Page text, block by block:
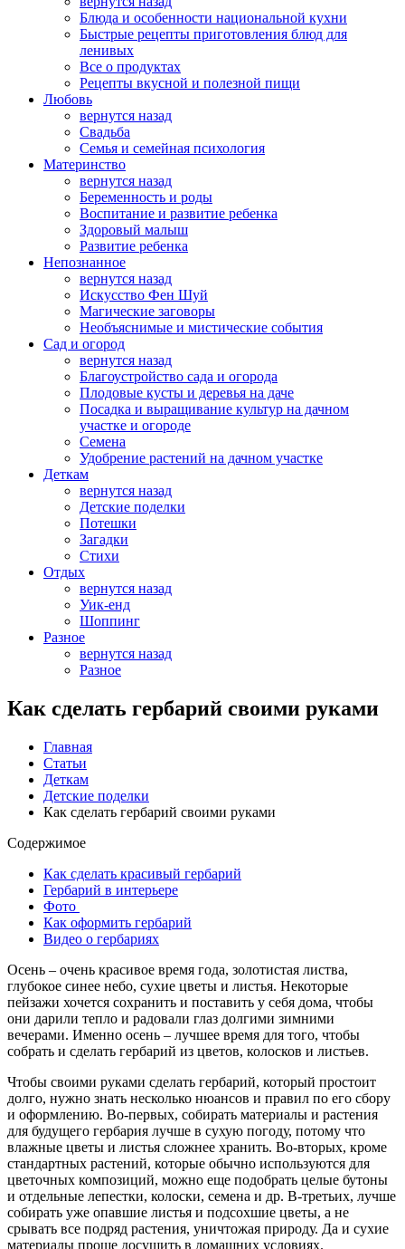
Блюда и особенности национальной кухни
Быстрые рецепты приготовления блюд для
ленивых
Все о продуктах
Рецепты вкусной и полезной пищи
Любовь
вернутся назад
Свадьба
Семья и семейная психология
Материнство
вернутся назад
Беременность и роды
Воспитание и развитие ребенка
Здоровый малыш
Развитие ребенка
Непознанное
вернутся назад
Искусство Фен Шуй
Магические заговоры
Необъяснимые и мистические события
Сад и огород
вернутся назад
Благоустройство сада и огорода
Плодовые кусты и деревья на даче
Посадка и выращивание культур на дачном
участке и огороде
Семена
Удобрение растений на дачном участке
Деткам
вернутся назад
Детские поделки
Потешки
Загадки
Стихи
Отдых
вернутся назад
Уик-енд
Шоппинг
Разное
вернутся назад
Разное
Как сделать гербарий своими руками
Главная
Статьи
Деткам
Детские поделки
Как сделать гербарий своими руками
Содержимое
Как сделать красивый гербарий
Гербарий в интерьере
Фото
Как оформить гербарий
Видео о гербариях
Осень – очень красивое время года, золотистая листва,
глубокое синее небо, сухие цветы и листья. Некоторые
пейзажи хочется сохранить и поставить у себя дома, чтобы
они дарили тепло и радовали глаз долгими зимними
вечерами. Именно осень – лучшее время для того, чтобы
собрать и сделать гербарий из цветов, колосков и листьев.
Чтобы своими руками сделать гербарий, который простоит
долго, нужно знать несколько нюансов и правил по его сбору
и оформлению. Во-первых, собирать материалы и растения
для будущего гербария лучше в сухую погоду, потому что
влажные цветы и листья сложнее хранить. Во-вторых, кроме
стандартных растений, которые обычно используются для
цветочных композиций, можно еще подобрать целые бутоны
и отдельные лепестки, колоски, семена и др. В-третьих, лучше
собирать уже опавшие листья и подсохшие цветы, а не
срывать все подряд растения, уничтожая природу. Да и сухие
материалы проще досушить в домашних условиях.